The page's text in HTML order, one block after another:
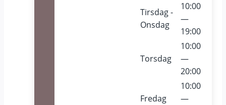
Tirsdag -
Onsdag
10:00
—
19:00
Torsdag
10:00
—
20:00
Fredag
10:00
—